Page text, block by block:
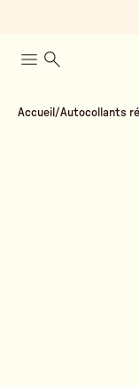
Accueil Autocollants